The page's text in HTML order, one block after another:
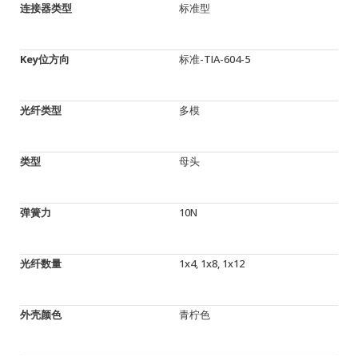
连接器类型 标准型
Key位方向 标准-TIA-604-5
光纤类型 多模
类型 母头
弹簧力 10N
光纤数量 1x4, 1x8, 1x12
外壳颜色 青柠色